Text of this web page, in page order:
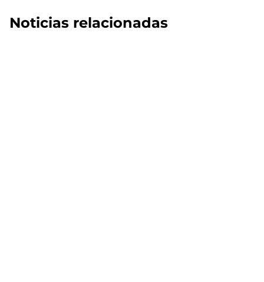
Noticias relacionadas